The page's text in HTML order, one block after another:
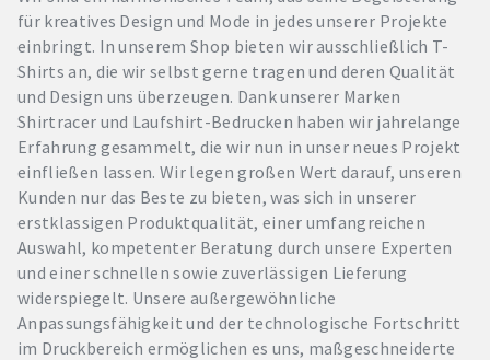
für kreatives Design und Mode in jedes unserer Projekte
einbringt. In unserem Shop bieten wir ausschließlich T-
Shirts an, die wir selbst gerne tragen und deren Qualität
und Design uns überzeugen. Dank unserer Marken
Shirtracer und Laufshirt-Bedrucken haben wir jahrelange
Erfahrung gesammelt, die wir nun in unser neues Projekt
einfließen lassen. Wir legen großen Wert darauf, unseren
Kunden nur das Beste zu bieten, was sich in unserer
erstklassigen Produktqualität, einer umfangreichen
Auswahl, kompetenter Beratung durch unsere Experten
und einer schnellen sowie zuverlässigen Lieferung
widerspiegelt. Unsere außergewöhnliche
Anpassungsfähigkeit und der technologische Fortschritt
im Druckbereich ermöglichen es uns, maßgeschneiderte